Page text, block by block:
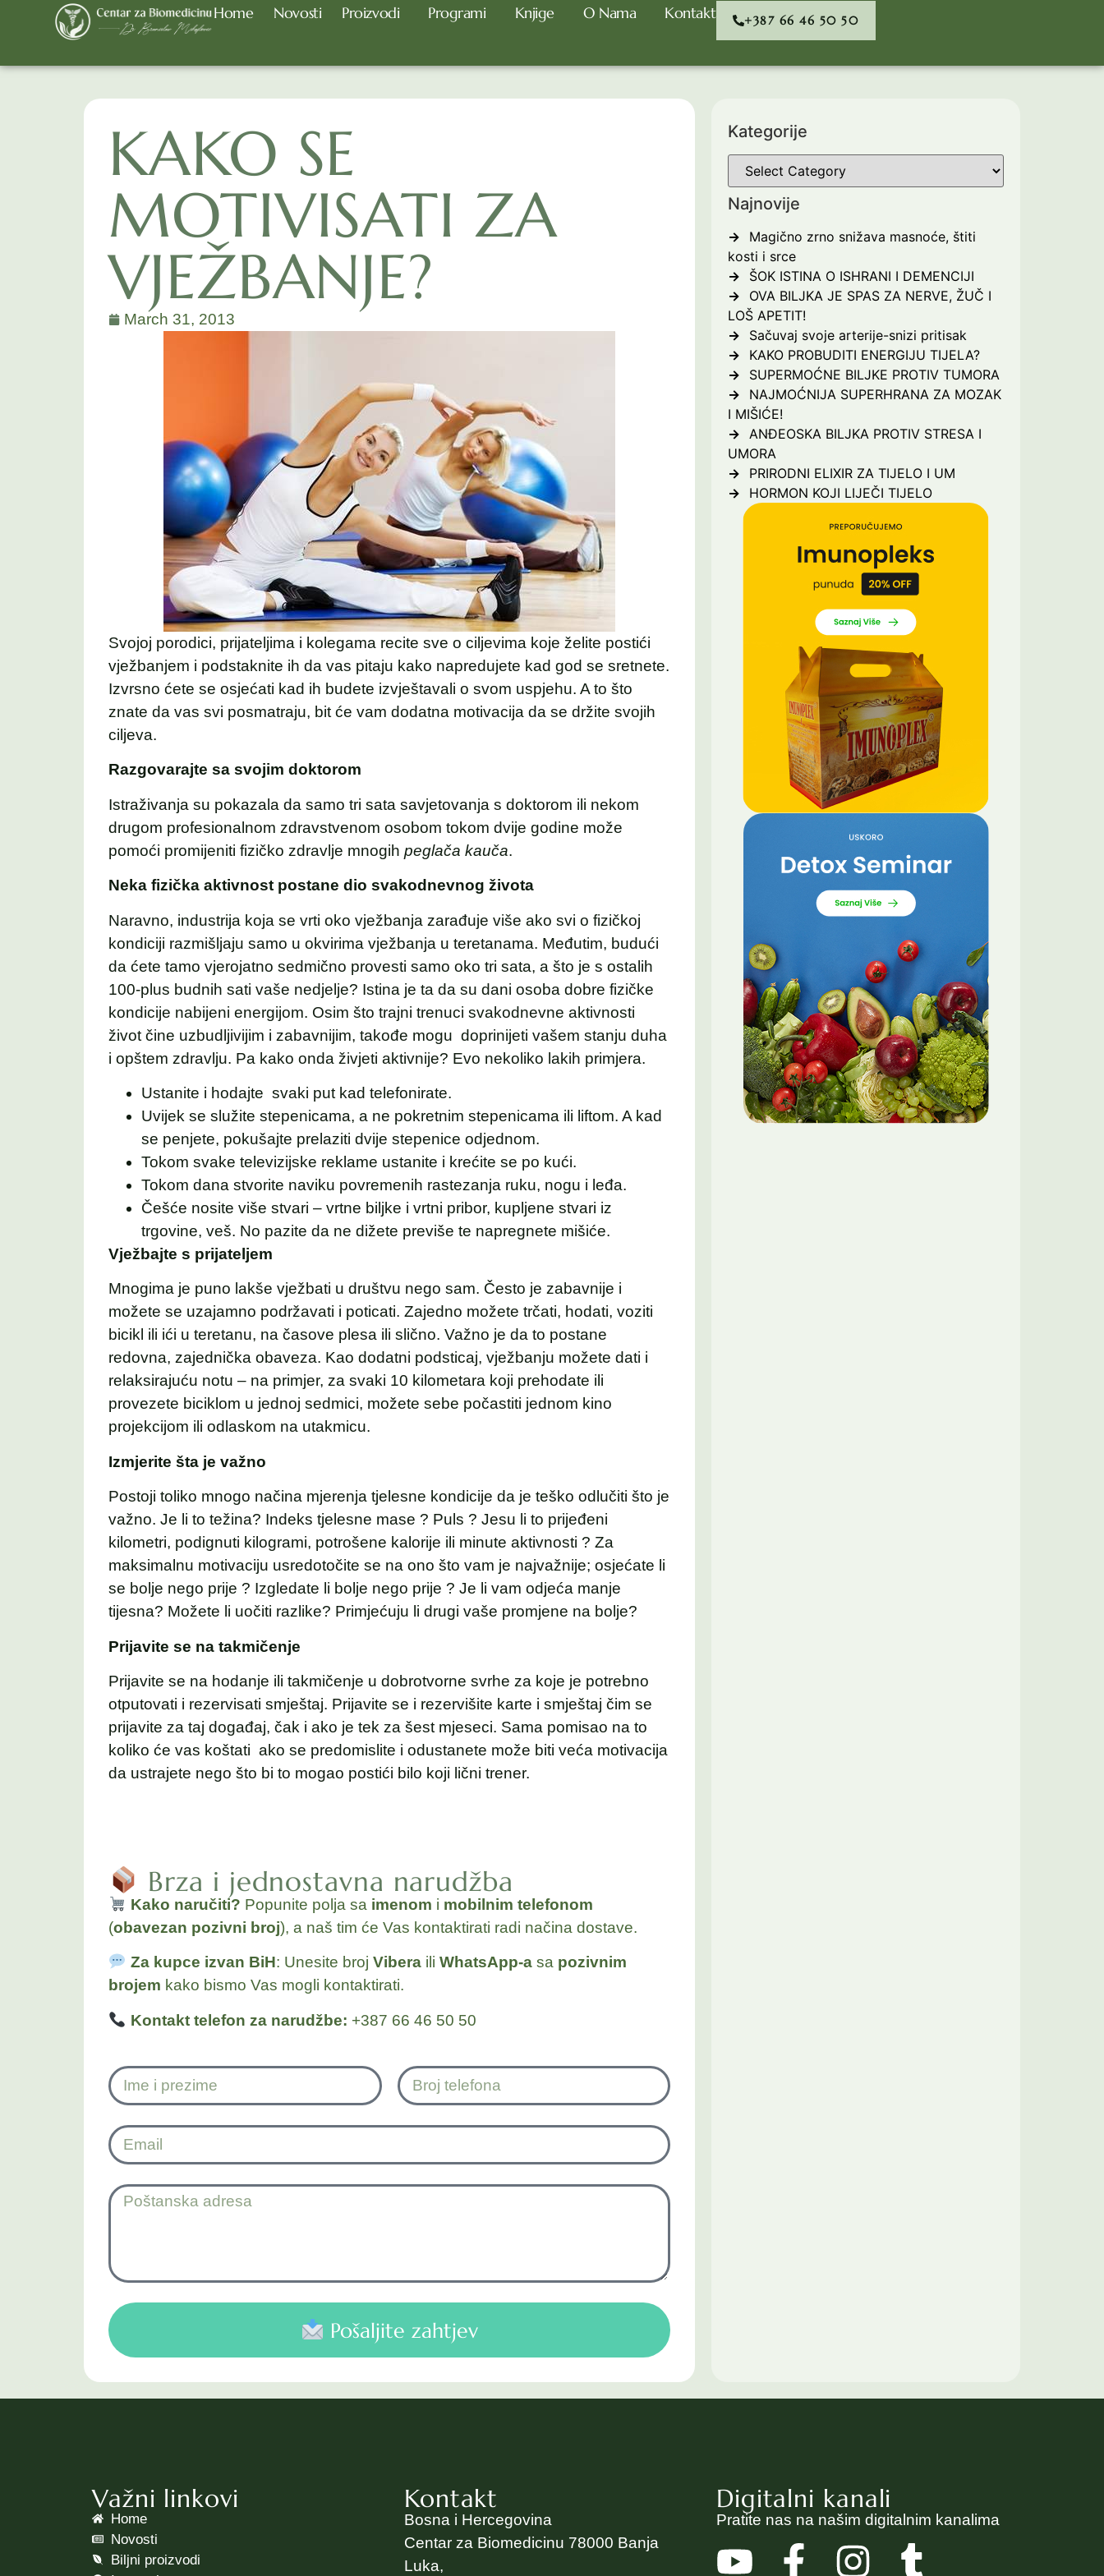
Home Novosti Proizvodi Programi Knjige O Nama Kontakt +387 66 46 50 50
KAKO SE
MOTIVISATI ZA
VJEŽBANJE?
March 31, 2013
Svojoj porodici, prijateljima i kolegama recite sve o ciljevima koje želite postići
vježbanjem i podstaknite ih da vas pitaju kako napredujete kad god se sretnete.
Izvrsno ćete se osjećati kad ih budete izvještavali o svom uspjehu. A to što
znate da vas svi posmatraju, bit će vam dodatna motivacija da se držite svojih
ciljeva.
Razgovarajte sa svojim doktorom
Istraživanja su pokazala da samo tri sata savjetovanja s doktorom ili nekom
drugom profesionalnom zdravstvenom osobom tokom dvije godine može
pomoći promijeniti fizičko zdravlje mnogih peglača kauča.
Neka fizička aktivnost postane dio svakodnevnog života
Naravno, industrija koja se vrti oko vježbanja zarađuje više ako svi o fizičkoj
kondiciji razmišljaju samo u okvirima vježbanja u teretanama. Međutim, budući
da ćete tamo vjerojatno sedmično provesti samo oko tri sata, a što je s ostalih
100-plus budnih sati vaše nedjelje? Istina je ta da su dani osoba dobre fizičke
kondicije nabijeni energijom. Osim što trajni trenuci svakodnevne aktivnosti
život čine uzbudljivijim i zabavnijim, takođe mogu doprinijeti vašem stanju duha
i opštem zdravlju. Pa kako onda živjeti aktivnije? Evo nekoliko lakih primjera.
Ustanite i hodajte svaki put kad telefonirate.
Uvijek se služite stepenicama, a ne pokretnim stepenicama ili liftom. A kad
se penjete, pokušajte prelaziti dvije stepenice odjednom.
Tokom svake televizijske reklame ustanite i krećite se po kući.
Tokom dana stvorite naviku povremenih rastezanja ruku, nogu i leđa.
Češće nosite više stvari – vrtne biljke i vrtni pribor, kupljene stvari iz
trgovine, veš. No pazite da ne dižete previše te napregnete mišiće.
Vježbajte s prijateljem
Mnogima je puno lakše vježbati u društvu nego sam. Često je zabavnije i
možete se uzajamno podržavati i poticati. Zajedno možete trčati, hodati, voziti
bicikl ili ići u teretanu, na časove plesa ili slično. Važno je da to postane
redovna, zajednička obaveza. Kao dodatni podsticaj, vježbanju možete dati i
relaksirajuću notu – na primjer, za svaki 10 kilometara koji prehodate ili
provezete biciklom u jednoj sedmici, možete sebe počastiti jednom kino
projekcijom ili odlaskom na utakmicu.
Izmjerite šta je važno
Postoji toliko mnogo načina mjerenja tjelesne kondicije da je teško odlučiti što je
važno. Je li to težina? Indeks tjelesne mase ? Puls ? Jesu li to prijeđeni
kilometri, podignuti kilogrami, potrošene kalorije ili minute aktivnosti ? Za
maksimalnu motivaciju usredotočite se na ono što vam je najvažnije; osjećate li
se bolje nego prije ? Izgledate li bolje nego prije ? Je li vam odjeća manje
tijesna? Možete li uočiti razlike? Primjećuju li drugi vaše promjene na bolje?
Prijavite se na takmičenje
Prijavite se na hodanje ili takmičenje u dobrotvorne svrhe za koje je potrebno
otputovati i rezervisati smještaj. Prijavite se i rezervišite karte i smještaj čim se
prijavite za taj događaj, čak i ako je tek za šest mjeseci. Sama pomisao na to
koliko će vas koštati ako se predomislite i odustanete može biti veća motivacija
da ustrajete nego što bi to mogao postići bilo koji lični trener.
Brza i jednostavna narudžba
Kako naručiti? Popunite polja sa imenom i mobilnim telefonom
(obavezan pozivni broj), a naš tim će Vas kontaktirati radi načina dostave.
Za kupce izvan BiH: Unesite broj Viberaili WhatsApp-asa pozivnim
brojem kako bismo Vas mogli kontaktirati.
Kontakt telefon za narudžbe: +387 66 46 50 50
Pošaljite zahtjev
Kategorije
Najnovije
Magično zrno snižava masnoće, štiti
kosti i srce
ŠOK ISTINA O ISHRANI I DEMENCIJI
OVA BILJKA JE SPAS ZA NERVE, ŽUČ I
LOŠ APETIT!
Sačuvaj svoje arterije-snizi pritisak
KAKO PROBUDITI ENERGIJU TIJELA?
SUPERMOĆNE BILJKE PROTIV TUMORA
NAJMOĆNIJA SUPERHRANA ZA MOZAK
I MIŠIĆE!
ANĐEOSKA BILJKA PROTIV STRESA I
UMORA
PRIRODNI ELIXIR ZA TIJELO I UM
HORMON KOJI LIJEČI TIJELO
Važni linkovi
Home
Novosti
Biljni proizvodi
Kontakt
Bosna i Hercegovina
Centar za Biomedicinu 78000 Banja
Luka,
Digitalni kanali
Pratite nas na našim digitalnim kanalima